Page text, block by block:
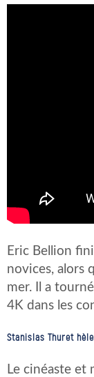
Eric Bellion
novices, alors
mer. Il a
4K dans les
Stanislas Thuret
Le cinéaste et